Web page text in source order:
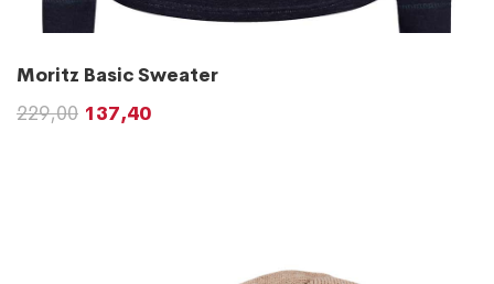
Moritz Basic Sweater
229,00 137,40